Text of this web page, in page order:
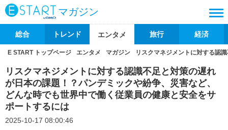
マガジン
総合 トレンド エンタメ 旅行 経済
E START トップページ エンタメ マガジン リスクマネジメントに対する認
リスクマネジメントに対する認識不足と対策の遅れ
が日本の課題！？パンデミックや紛争、災害など、
どんな時でも世界中で働く従業員の健康と安全をサ
ポートするには
2025-10-17 08:00:46